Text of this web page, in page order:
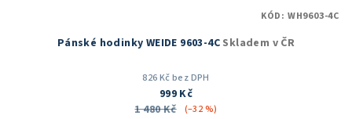
Pánské hodinky WEIDE 9603-4C Skladem v ČR
826 Kč bez DPH
999 Kč
1 480 Kč
(–32 %)
KÓD: WH9603-4C